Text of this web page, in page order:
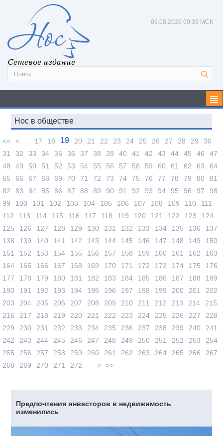
Сетевое издание
06.08.2026 09:39 МСК
Нос в обществе
<< < 17 18 19 20 21 22 23 24 25 26 27 28 29
30
31
32 33 34 35 36 37 38 39 40 41 42 43 44 45 46
47
48
49 50 51 52 53 54 55 56 57 58 59 60 61 62 63
64
65
66 67 68 69 70 71 72 73 74 75 76 77 78 79 80
81
82
83 84 85 86 87 88 89 90 91 92 93 94 95 96 97
98
99
100 101 102 103 104 105 106 107 108 109 110
111
112
113 114 115 116 117 118 119 120 121 122 123
124
125
126 127 128 129 130 131 132 133 134 135 136
137
138
139 140 141 142 143 144 145 146 147 148 149
150
151
152 153 154 155 156 157 158 159 160 161 162
163
164
165 166 167 168 169 170 171 172 173 174 175
176
177
178 179 180 181 182 183 184 185 186 187 188
189
190
191 192 193 194 195 196 197 198 199 200 201
202
203
204 205 206 207 208 209 210 211 212 213 214
215
216
217 218 219 220 221 222 223 224 225 226 227
228
229
230 231 232 233 234 235 236 237 238 239 240
241
242
243 244 245 246 247 248 249 250 251 252 253
254
255
256 257 258 259 260 261 262 263 264 265 266
267
268
269 270 271 272 > >>
Предпочтения инвесторов в недвижимость
изменились